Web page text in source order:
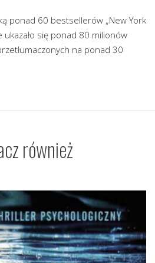
ponad 60 bestsellerów „New York
ukazało się ponad 80 milionów
na ponad 30
również